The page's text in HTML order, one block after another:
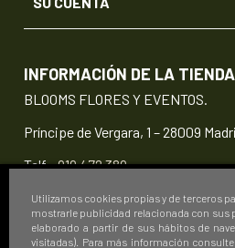
Utilizamos cookies propias y de terceros
mostrarle publicidad relacionada con sus
elaborado a partir de sus hábitos de
visitadas). Para más información
INFORMACIÓN DE LA TIENDA
BLOOMS FLORES Y EVENTOS.
Príncipe de Vergara, 1 – 28009
Telf.:919 472 389
info@floristeriablooms.com